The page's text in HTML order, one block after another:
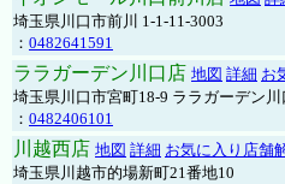
埼玉県川口市前川 1-1-11-3003
： 0482641591
ララガーデン川口店 地図 詳細 お
埼玉県川口市宮町18-9 ララガーデン川
： 0482406101
川越西店 地図 詳細 お気に入り店舗
埼玉県川越市的場新町21番地10